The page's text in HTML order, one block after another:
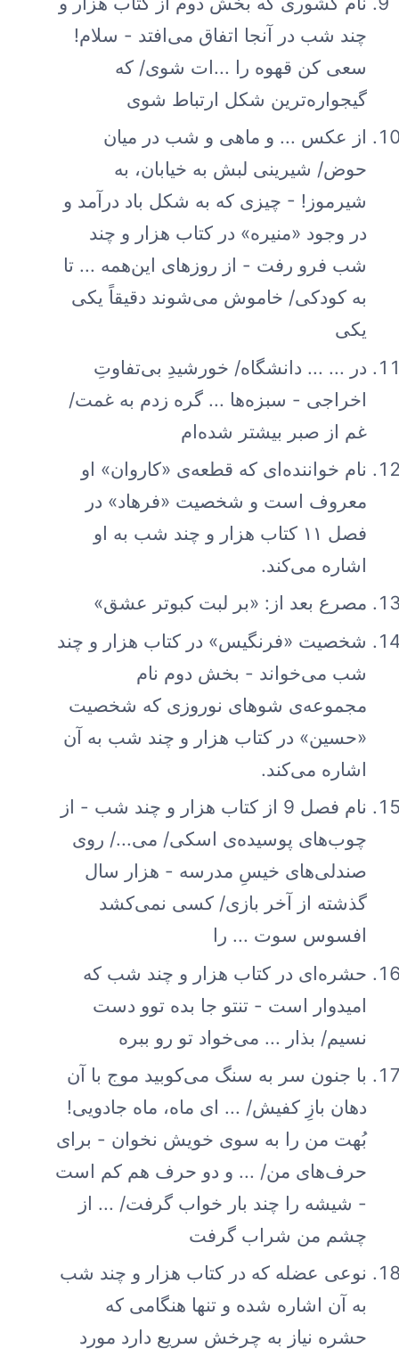
چند شب در آنجا اتفاق می‌افتد - سلام!
سعی کن قهوه را ...ات شوی/ که
گیجواره‌ترین شکل ارتباط شوی
از عکس ... و ماهی و شب در میان
حوض/ شیرینی لبش به خیابان، به
شیرموز! - چیزی که به شکل باد درآمد و
در وجود «منیره» در کتاب هزار و چند
شب فرو رفت - از روزهای این‌همه ... تا
به کودکی/ خاموش می‌شوند دقیقاً یکی
یکی
در ... ... دانشگاه/ خورشیدِ بی‌تفاوتِ
اخراجی - سبزه‌ها ... گره زدم به غمت/
غم از صبر بیشتر شده‌ام
نام خواننده‌ای که قطعه‌ی «کاروان» او
معروف است و شخصیت «فرهاد» در
فصل ۱۱ کتاب هزار و چند شب به او
اشاره می‌کند.
مصرع بعد از: «بر لبت کبوتر عشق»
شخصیت «فرنگیس» در کتاب هزار و چند
شب می‌خواند - بخش دوم نام
مجموعه‌ی شوهای نوروزی که شخصیت
«حسین» در کتاب هزار و چند شب به آن
اشاره می‌کند.
نام فصل 9 از کتاب هزار و چند شب - از
چوب‌های پوسیده‌ی اسکی/ می.../ روی
صندلی‌های خیسِ مدرسه - هزار سال
گذشته از آخر بازی/ کسی نمی‌کشد
افسوس سوت ... را
حشره‌ای در کتاب هزار و چند شب که
امیدوار است - تنتو جا بده توو دست
نسیم/ بذار ... می‌خواد تو رو ببره
با جنون سر به سنگ می‌کوبید موج با آن
دهان بازِ کفیش/ ... ای ماه، ماه جادویی!
بُهت من را به سوی خویش نخوان - برای
حرف‌های من/ ... و دو حرف هم کم است
- شیشه را چند بار خواب گرفت/ ... از
چشم من شراب گرفت
نوعی عضله که در کتاب هزار و چند شب
به آن اشاره شده و تنها هنگامی که
حشره نیاز به چرخش سریع دارد مورد